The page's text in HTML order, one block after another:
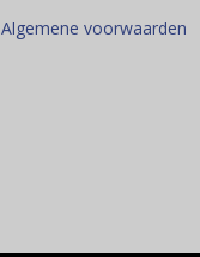
Algemene voorwaarden